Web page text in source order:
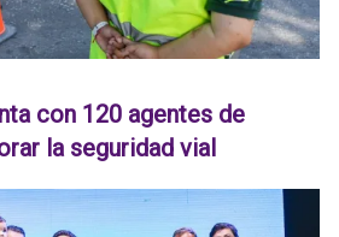
con 120 agentes de
la seguridad vial